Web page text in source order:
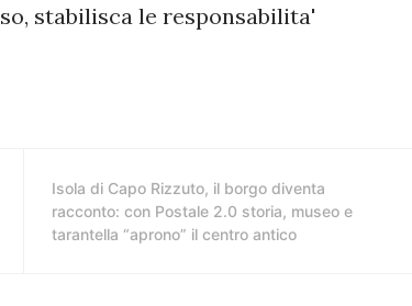
stabilisca le responsabilita'
Isola di Capo Rizzuto, il borgo diventa
racconto: con Postale 2.0 storia, museo e
tarantella “aprono” il centro antico